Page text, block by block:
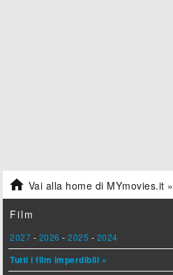
 Vai alla home di MYmovies.it »
Film
2027 - 2026 -2025 - 2024
Tutti i film imperdibili »